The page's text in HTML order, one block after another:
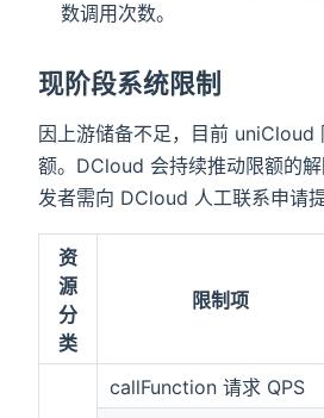
数调用次数。
现阶段系统限制
因上游储备不足，目前 uniCloud
额。DCloud 会持续推动限额的
发者需向 DCloud 人工联系申请提
资
源
分
类
限制项
callFunction 请求 QPS